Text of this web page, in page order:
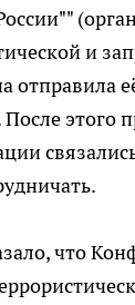
и
отправила
этого
что